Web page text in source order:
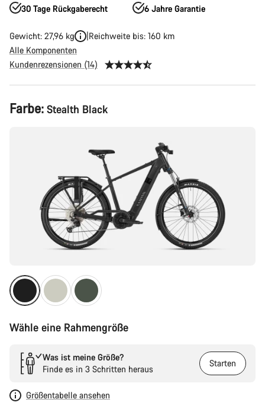
30 Tage Rückgaberecht 6 Jahre Garantie
Gewicht: 27,96 kg
Reichweite bis: 160 km
Alle Komponenten
Kundenrezensionen (14)
Produktkonfiguration
Farbe: Stealth Black
Wähle eine Rahmengröße
Was ist meine Größe?
Finde es in 3 Schritten heraus
Starten
Größentabelle ansehen